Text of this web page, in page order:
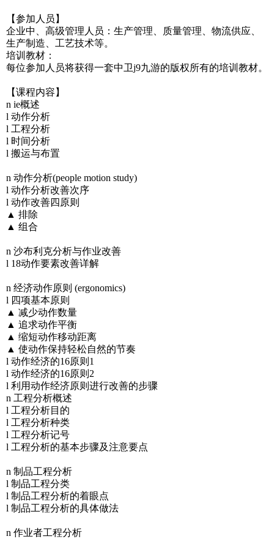
【参加人员】
企业中、高级管理人员：生产管理、质量管理、物流供应、
生产制造、工艺技术等。
培训教材：
每位参加人员将获得一套中卫j9九游的版权所有的培训教材。
【课程内容】
n ie概述
l 动作分析
l 工程分析
l 时间分析
l 搬运与布置
n 动作分析(people motion study)
l 动作分析改善次序
l 动作改善四原则
▲ 排除
▲ 组合
n 沙布利克分析与作业改善
l 18动作要素改善详解
n 经济动作原则 (ergonomics)
l 四项基本原则
▲ 减少动作数量
▲ 追求动作平衡
▲ 缩短动作移动距离
▲ 使动作保持轻松自然的节奏
l 动作经济的16原则1
l 动作经济的16原则2
l 利用动作经济原则进行改善的步骤
n 工程分析概述
l 工程分析目的
l 工程分析种类
l 工程分析记号
l 工程分析的基本步骤及注意要点
n 制品工程分析
l 制品工程分类
l 制品工程分析的着眼点
l 制品工程分析的具体做法
n 作业者工程分析